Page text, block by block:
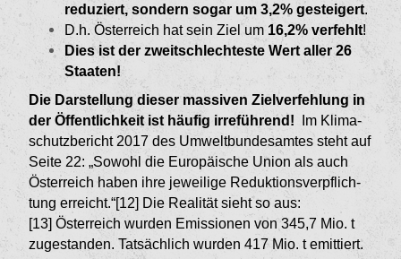
reduziert, sondern sogar um 3,2% gesteigert.
D.h. Österreich hat sein Ziel um 16,2% verfehlt!
Dies ist der zweitschlechteste Wert aller 26
Staaten!
Die Darstellung dieser massiven Zielverfehlung in
der Öffentlichkeit ist häufig irreführend! Im Klima­
schutzbericht 2017 des Umweltbundesamtes steht auf
Seite 22: „Sowohl die Europäische Union als auch
Österreich haben ihre jeweilige Reduktionsverpflich­
tung erreicht.“[12] Die Realität sieht so aus:
[13] Österreich wurden Emissionen von 345,7 Mio. t
zugestanden. Tatsächlich wurden 417 Mio. t emittiert.